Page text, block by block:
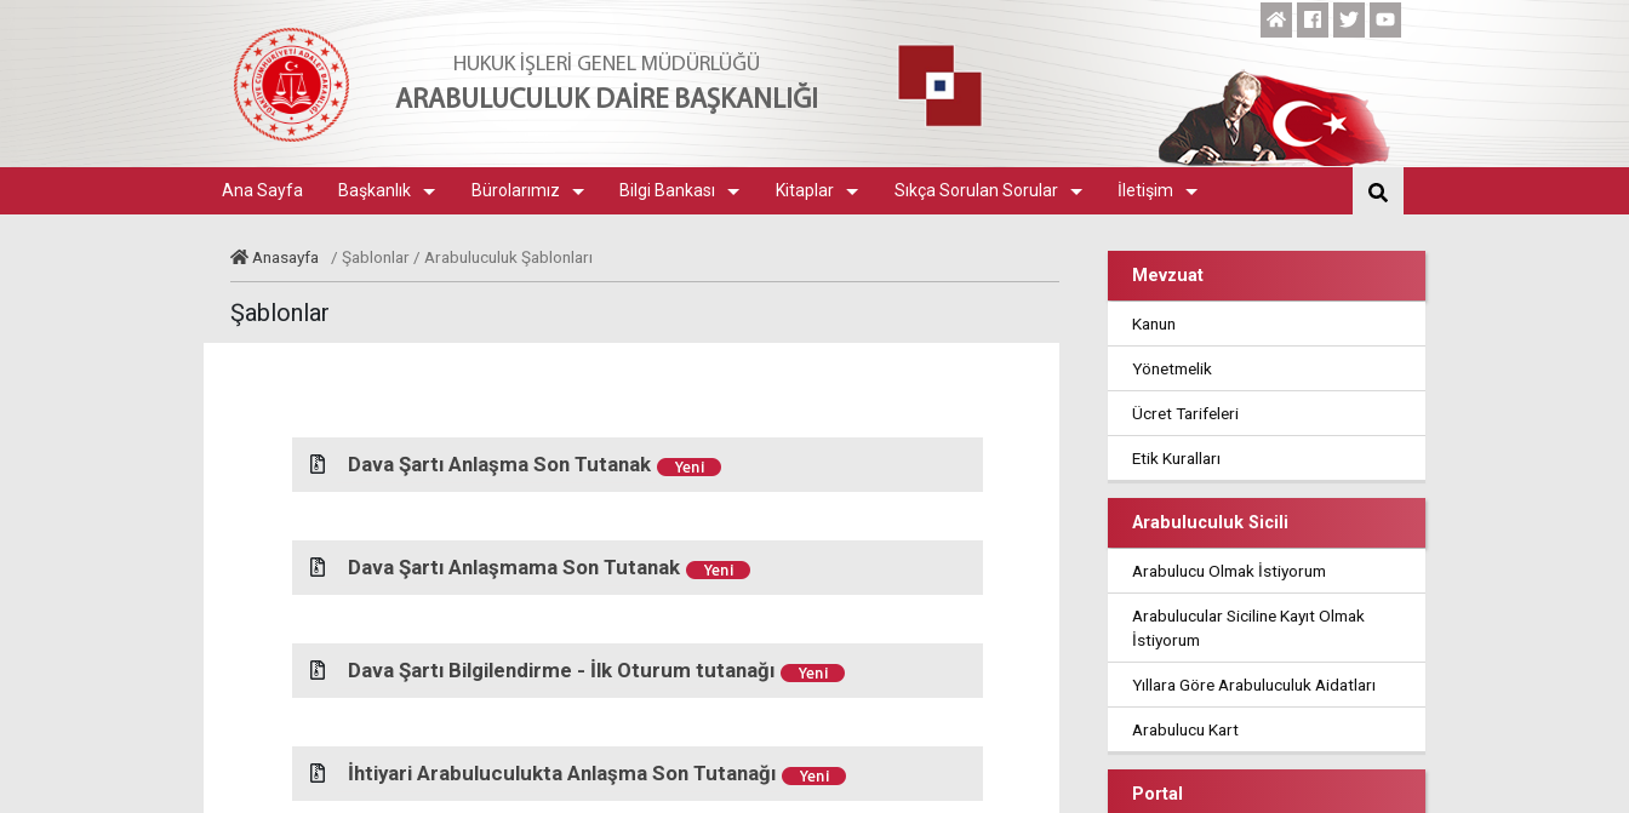
HUKUK İŞLERİ GENEL MÜDÜRLÜĞÜ
ARABULUCULUK DAİRE BAŞKANLIĞI
Ana Sayfa Başkanlık Bürolarımız Bilgi Bankası Kitaplar Sıkça Sorulan Sorular İletişim
Anasayfa / Şablonlar / Arabuluculuk Şablonları
Şablonlar
Dava Şartı Anlaşma Son Tutanak
Dava Şartı Anlaşmama Son Tutanak
Dava Şartı Bilgilendirme - İlk Oturum tutanağı
İhtiyari Arabuluculukta Anlaşma Son Tutanağı
Mevzuat
Kanun
Yönetmelik
Ücret Tarifeleri
Etik Kuralları
Arabuluculuk Sicili
Arabulucu Olmak İstiyorum
Arabulucular Siciline Kayıt Olmak
İstiyorum
Yıllara Göre Arabuluculuk Aidatları
Arabulucu Kart
Portal